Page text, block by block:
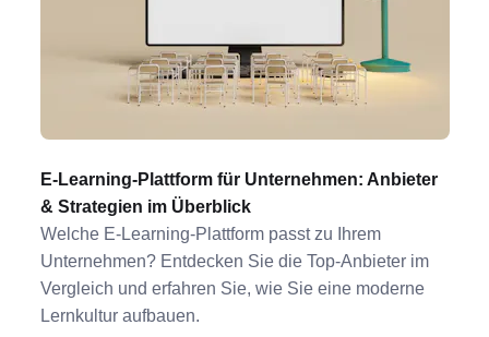
E-Learning-Plattform für Unternehmen: Anbieter
& Strategien im Überblick
Welche E-Learning-Plattform passt zu Ihrem
Unternehmen? Entdecken Sie die Top-Anbieter im
Vergleich und erfahren Sie, wie Sie eine moderne
Lernkultur aufbauen.